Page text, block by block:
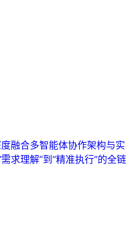
融合多智能体协作架构与实
求理解”到“精准执行”的全链